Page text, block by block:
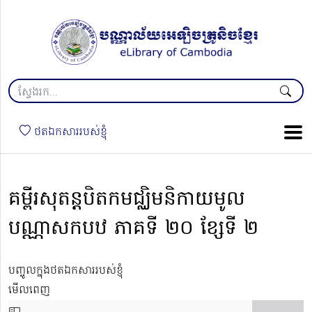
ថតឯកសាររបស់ខ្ញុំ
គម្ពីរសុតន្តបិតកមជ្ឈិមនិកាយមូល
បណ្ណាសកបឋ ភាគទី ២០ ខ្សែទី ២
បញ្ចូលក្នុងថតឯកសាររបស់ខ្ញុំ
មើលពេញ